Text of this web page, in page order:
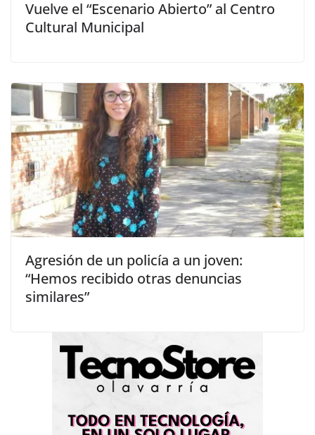
Vuelve el “Escenario Abierto” al Centro
Cultural Municipal
Agresión de un policía a un joven:
“Hemos recibido otras denuncias
similares”